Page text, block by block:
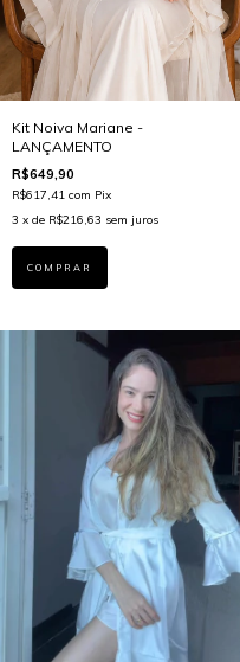
Kit Noiva Mariane -
LANÇAMENTO
R$649,90
R$617,41 com Pix
3 x de R$216,63 sem juros
COMPRAR